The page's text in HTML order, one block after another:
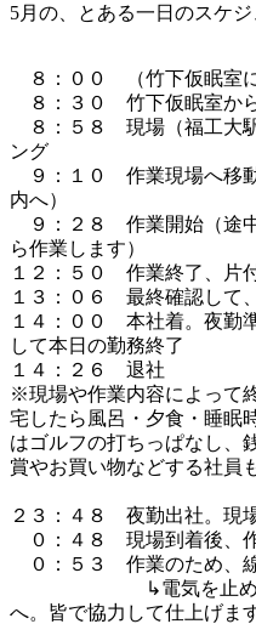
5月の、とある一日のスケ
８：００　（竹下仮眠室
８：３０　竹下仮眠室か
８：５８　現場（福工大
ング
９：１０　作業現場へ移
内へ）
９：２８　作業開始（途
ら作業します）
１２：５０　作業終了、片
１３：０６　最終確認して
１４：００　本社着。夜勤
して本日の勤務終了
１４：２６　退社
※現場や作業内容によって
宅したら風呂・夕食・睡眠
はゴルフの打ちっぱなし、
賞やお買い物などする社員
２３：４８　夜勤出社。現
０：４８　現場到着後、
０：５３　作業のため、
↳電気を止めて作業
へ。皆で協力し